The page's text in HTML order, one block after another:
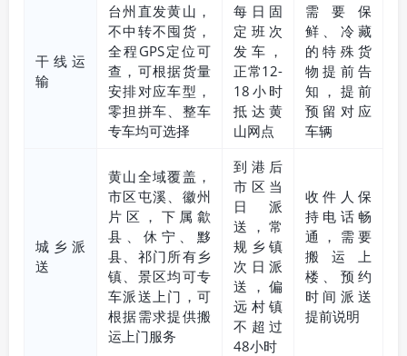
干线运
输
台州直发黄山，
不中转不囤货，
全程GPS定位可
查，可根据货量
安排对应车型，
零担拼车、整车
专车均可选择
每日固
定班次
发车，
正常12-
18小时
抵达黄
山网点
需要保
鲜、冷藏
的特殊货
物提前告
知，提前
预留对应
车辆
城乡派
送
黄山全域覆盖，
市区屯溪、徽州
片区，下属歙
县、休宁、黟
县、祁门所有乡
镇、景区均可专
车派送上门，可
根据需求提供搬
运上门服务
到港后
市区当
日派
送，常
规乡镇
次日派
送，偏
远村镇
不超过
48小时
收件人保
持电话畅
通，需要
搬运上
楼、预约
时间派送
提前说明